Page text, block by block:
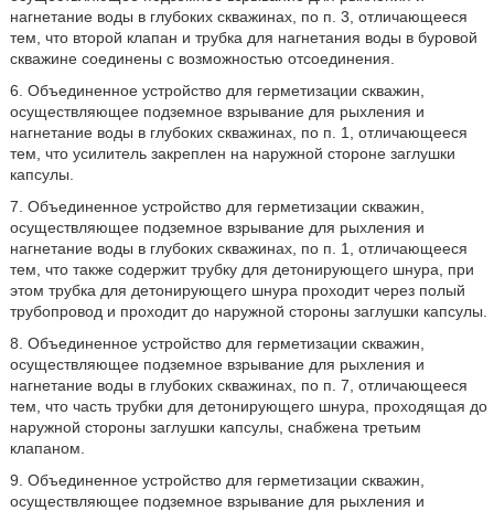
нагнетание воды в глубоких скважинах, по п. 3, отличающееся
тем, что второй клапан и трубка для нагнетания воды в буровой
скважине соединены с возможностью отсоединения.
6. Объединенное устройство для герметизации скважин,
осуществляющее подземное взрывание для рыхления и
нагнетание воды в глубоких скважинах, по п. 1, отличающееся
тем, что усилитель закреплен на наружной стороне заглушки
капсулы.
7. Объединенное устройство для герметизации скважин,
осуществляющее подземное взрывание для рыхления и
нагнетание воды в глубоких скважинах, по п. 1, отличающееся
тем, что также содержит трубку для детонирующего шнура, при
этом трубка для детонирующего шнура проходит через полый
трубопровод и проходит до наружной стороны заглушки капсулы.
8. Объединенное устройство для герметизации скважин,
осуществляющее подземное взрывание для рыхления и
нагнетание воды в глубоких скважинах, по п. 7, отличающееся
тем, что часть трубки для детонирующего шнура, проходящая до
наружной стороны заглушки капсулы, снабжена третьим
клапаном.
9. Объединенное устройство для герметизации скважин,
осуществляющее подземное взрывание для рыхления и